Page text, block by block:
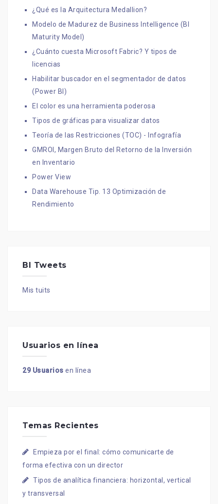
¿Qué es la Arquitectura Medallion?
Modelo de Madurez de Business Intelligence (BI
Maturity Model)
¿Cuánto cuesta Microsoft Fabric? Y tipos de
licencias
Habilitar buscador en el segmentador de datos
(Power BI)
El color es una herramienta poderosa
Tipos de gráficas para visualizar datos
Teoría de las Restricciones (TOC) - Infografía
GMROI, Margen Bruto del Retorno de la Inversión
en Inventario
Power View
Data Warehouse Tip. 13 Optimización de
Rendimiento
BI Tweets
Mis tuits
Usuarios en línea
29 Usuarios en línea
Temas Recientes
Empieza por el final: cómo comunicarte de
forma efectiva con un director
Tipos de analítica financiera: horizontal, vertical
y transversal